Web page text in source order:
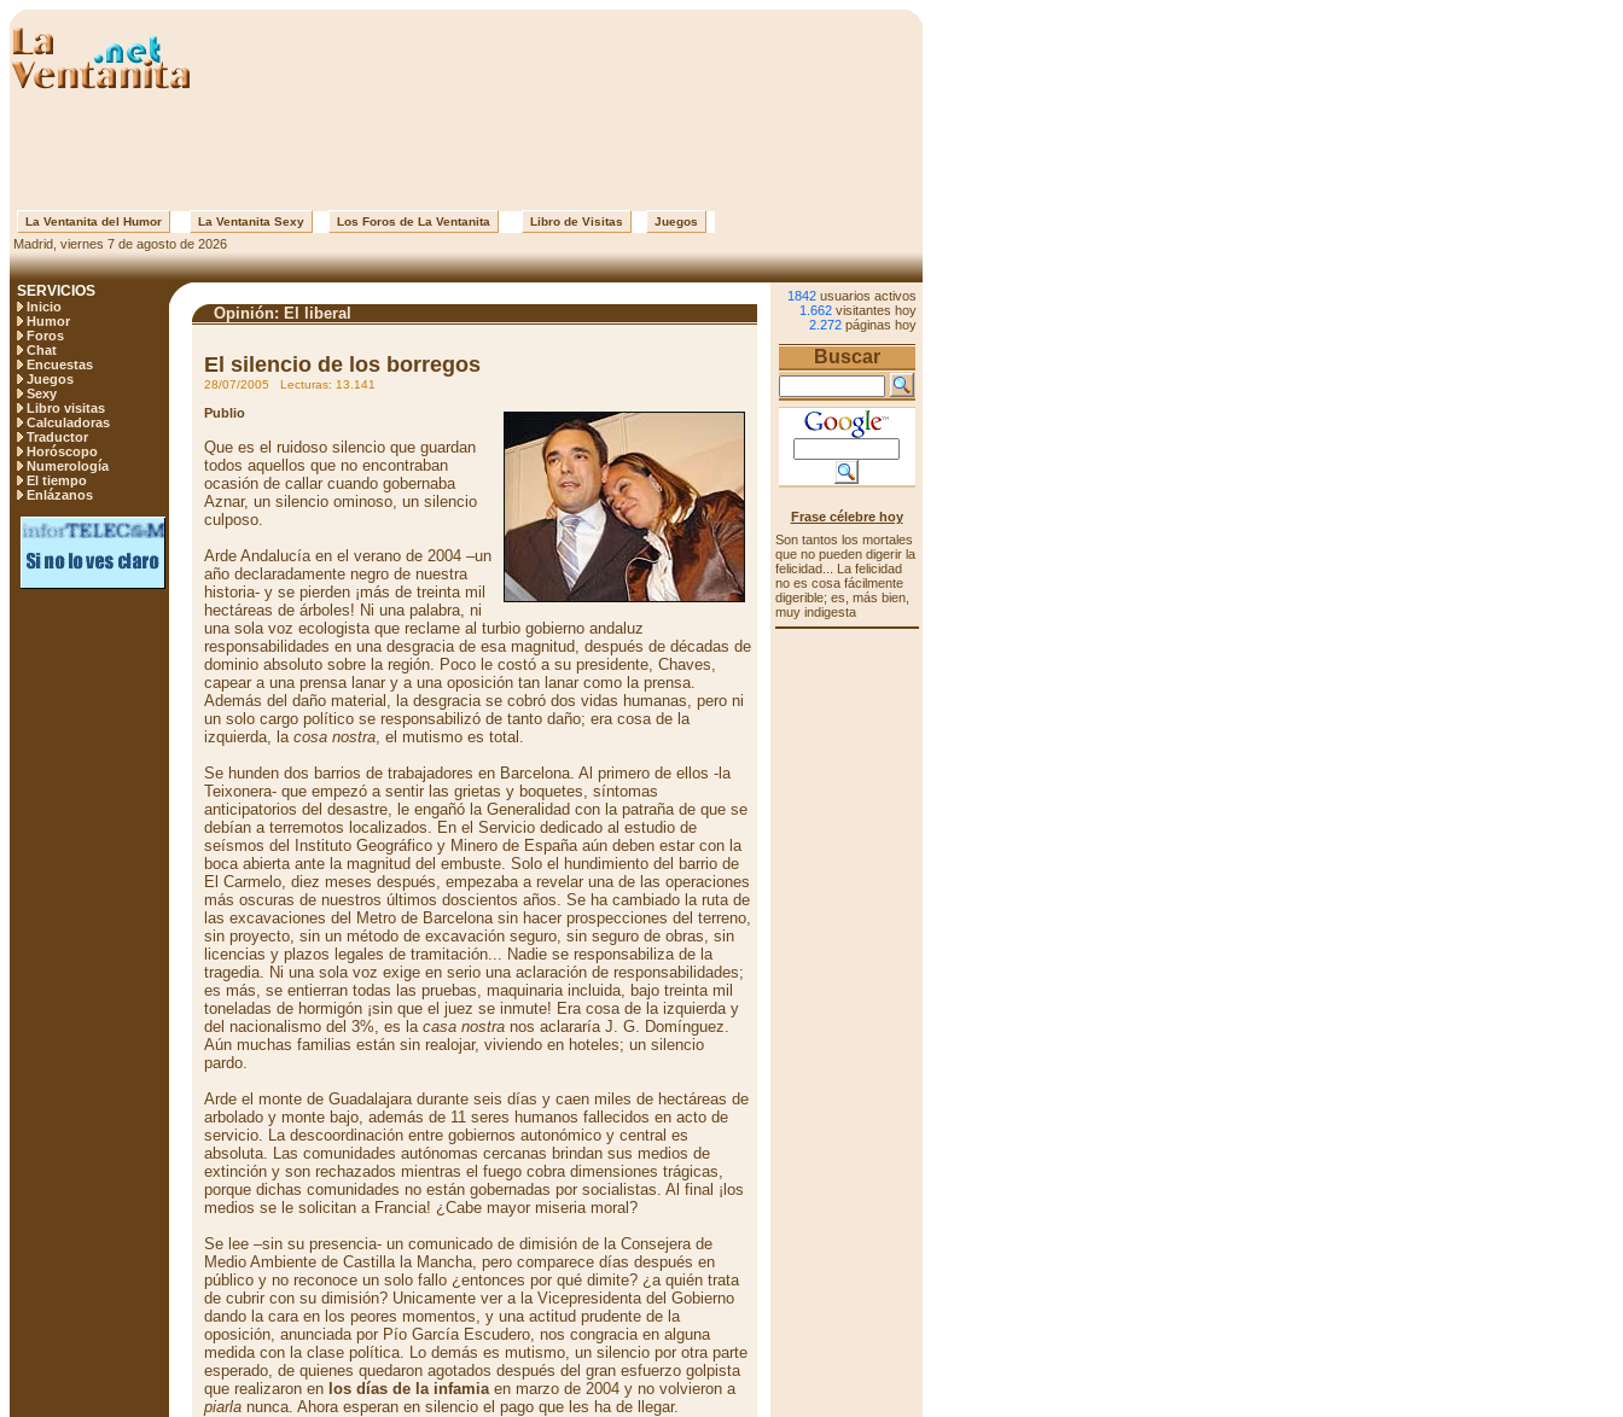
La Ventanita del Humor La Ventanita Sexy Los Foros de La Ventanita Libro de Visitas Juegos
Madrid, viernes 7 de agosto de 2026
SERVICIOS
Inicio
Humor
Foros
Chat
Encuestas
Juegos
Sexy
Libro visitas
Calculadoras
Traductor
Horóscopo
Numerología
El tiempo
Enlázanos
Opinión: El liberal
El silencio de los borregos
28/07/2005 Lecturas: 13.141
Publio
Que es el ruidoso silencio que guardan
todos aquellos que no encontraban
ocasión de callar cuando gobernaba
Aznar, un silencio ominoso, un silencio
culposo.
Arde Andalucía en el verano de 2004 –un
año declaradamente negro de nuestra
historia- y se pierden ¡más de treinta mil
hectáreas de árboles! Ni una palabra, ni
una sola voz ecologista que reclame al turbio gobierno andaluz
responsabilidades en una desgracia de esa magnitud, después de décadas de
dominio absoluto sobre la región. Poco le costó a su presidente, Chaves,
capear a una prensa lanar y a una oposición tan lanar como la prensa.
Además del daño material, la desgracia se cobró dos vidas humanas, pero ni
un solo cargo político se responsabilizó de tanto daño; era cosa de la
izquierda, la cosa nostra, el mutismo es total.
Se hunden dos barrios de trabajadores en Barcelona. Al primero de ellos -la
Teixonera- que empezó a sentir las grietas y boquetes, síntomas
anticipatorios del desastre, le engañó la Generalidad con la patraña de que se
debían a terremotos localizados. En el Servicio dedicado al estudio de
seísmos del Instituto Geográfico y Minero de España aún deben estar con la
boca abierta ante la magnitud del embuste. Solo el hundimiento del barrio de
El Carmelo, diez meses después, empezaba a revelar una de las operaciones
más oscuras de nuestros últimos doscientos años. Se ha cambiado la ruta de
las excavaciones del Metro de Barcelona sin hacer prospecciones del terreno,
sin proyecto, sin un método de excavación seguro, sin seguro de obras, sin
licencias y plazos legales de tramitación... Nadie se responsabiliza de la
tragedia. Ni una sola voz exige en serio una aclaración de responsabilidades;
es más, se entierran todas las pruebas, maquinaria incluida, bajo treinta mil
toneladas de hormigón ¡sin que el juez se inmute! Era cosa de la izquierda y
del nacionalismo del 3%, es la casa nostra nos aclararía J. G. Domínguez.
Aún muchas familias están sin realojar, viviendo en hoteles; un silencio
pardo.
Arde el monte de Guadalajara durante seis días y caen miles de hectáreas de
arbolado y monte bajo, además de 11 seres humanos fallecidos en acto de
servicio. La descoordinación entre gobiernos autonómico y central es
absoluta. Las comunidades autónomas cercanas brindan sus medios de
extinción y son rechazados mientras el fuego cobra dimensiones trágicas,
porque dichas comunidades no están gobernadas por socialistas. Al final ¡los
medios se le solicitan a Francia! ¿Cabe mayor miseria moral?
Se lee –sin su presencia- un comunicado de dimisión de la Consejera de
Medio Ambiente de Castilla la Mancha, pero comparece días después en
público y no reconoce un solo fallo ¿entonces por qué dimite? ¿a quién trata
de cubrir con su dimisión? Unicamente ver a la Vicepresidenta del Gobierno
dando la cara en los peores momentos, y una actitud prudente de la
oposición, anunciada por Pío García Escudero, nos congracia en alguna
medida con la clase política. Lo demás es mutismo, un silencio por otra parte
esperado, de quienes quedaron agotados después del gran esfuerzo golpista
que realizaron en los días de la infamiaen marzo de 2004 y no volvieron a
piarla nunca. Ahora esperan en silencio el pago que les ha de llegar.
1842 usuarios activos
1.662 visitantes hoy
2.272 páginas hoy
Buscar
Frase célebre hoy
Son tantos los mortales
que no pueden digerir la
felicidad... La felicidad
no es cosa fácilmente
digerible; es, más bien,
muy indigesta